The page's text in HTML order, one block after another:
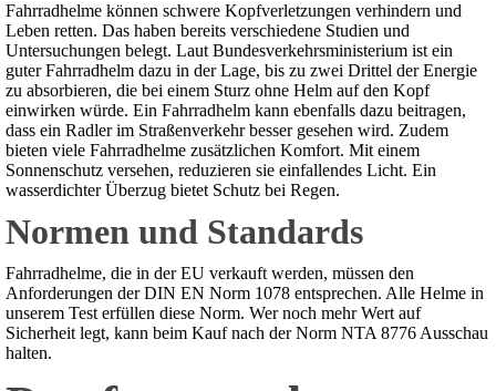
Fahrradhelme können schwere Kopfverletzungen verhindern und
Leben retten. Das haben bereits verschiedene Studien und
Untersuchungen belegt. Laut Bundesverkehrsministerium ist ein
guter Fahrradhelm dazu in der Lage, bis zu zwei Drittel der Energie
zu absorbieren, die bei einem Sturz ohne Helm auf den Kopf
einwirken würde. Ein Fahrradhelm kann ebenfalls dazu beitragen,
dass ein Radler im Straßenverkehr besser gesehen wird. Zudem
bieten viele Fahrradhelme zusätzlichen Komfort. Mit einem
Sonnenschutz versehen, reduzieren sie einfallendes Licht. Ein
wasserdichter Überzug bietet Schutz bei Regen.
Normen und Standards
Fahrradhelme, die in der EU verkauft werden, müssen den
Anforderungen der DIN EN Norm 1078 entsprechen. Alle Helme in
unserem Test erfüllen diese Norm. Wer noch mehr Wert auf
Sicherheit legt, kann beim Kauf nach der Norm NTA 8776 Ausschau
halten.